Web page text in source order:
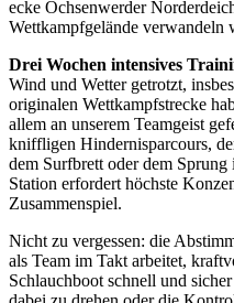
ecke Ochsenwerder
Wettkampfgelände verwandeln
Drei Wochen intensives
Wind und Wetter getrotzt,
originalen Wettkampfstrecke
allem an unserem Teamgeist
kniffligen Hindernisparcours,
dem Surfbrett oder dem
Station erfordert höchste
Zusammenspiel.
Nicht zu vergessen: die
als Team im Takt arbeitet,
Schlauchboot schnell und